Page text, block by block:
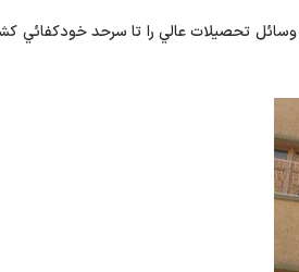
تحصيلات عالي را تا سرحد خودكفائي